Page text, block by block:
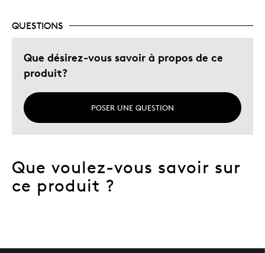
QUESTIONS
Que désirez-vous savoir à propos de ce
produit?
POSER UNE QUESTION
Que voulez-vous savoir sur
ce produit ?